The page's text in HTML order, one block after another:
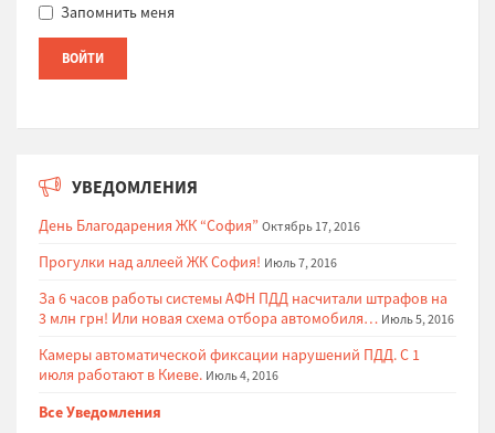
Запомнить меня
УВЕДОМЛЕНИЯ
День Благодарения ЖК “София” Октябрь 17, 2016
Прогулки над аллеей ЖК София! Июль 7, 2016
За 6 часов работы системы АФН ПДД насчитали штрафов на
3 млн грн! Или новая схема отбора автомобиля… Июль 5, 2016
Камеры автоматической фиксации нарушений ПДД. С 1
июля работают в Киеве. Июль 4, 2016
Все Уведомления